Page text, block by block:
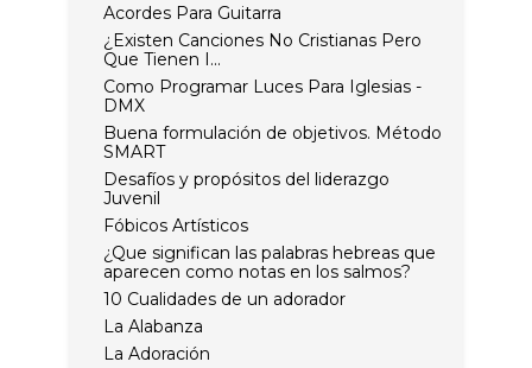
Acordes Para Guitarra
¿Existen Canciones No Cristianas Pero
Que Tienen I...
Como Programar Luces Para Iglesias -
DMX
Buena formulación de objetivos. Método
SMART
Desafíos y propósitos del liderazgo
Juvenil
Fóbicos Artísticos
¿Que significan las palabras hebreas que
aparecen como notas en los salmos?
10 Cualidades de un adorador
La Alabanza
La Adoración